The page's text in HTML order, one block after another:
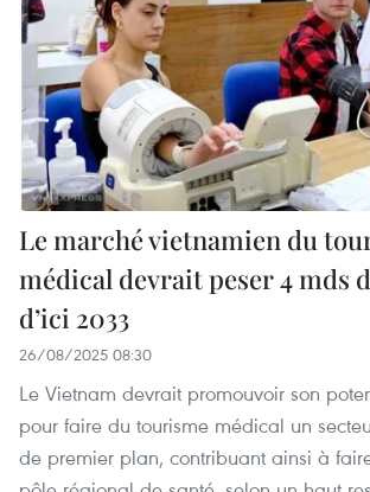
Le marché vietnamien du
médical devrait peser 4 mds
d’ici 2033
26/08/2025 08:30
Le Vietnam devrait promouvoir son
pour faire du tourisme médical un
de premier plan, contribuant ainsi à